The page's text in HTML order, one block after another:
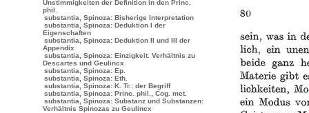
Unstimmigkeiten der Definition in den Princ.
phil.
substantia, Spinoza: Bisherige Interpretation
substantia, Spinoza: Deduktion I der
Eigenschaften
substantia, Spinoza: Deduktion II und III der
Appendix
substantia, Spinoza: Einzigkeit. Verhältnis zu
Descartes und Geulincx
substantia, Spinoza: Ep.
substantia, Spinoza: Eth.
substantia, Spinoza: K. Tr.: der Begriff
substantia, Spinoza: Princ. phil., Cog. met.
substantia, Spinoza: Substanz und Substanzen:
Verhältnis Spinozas zu Geulincx